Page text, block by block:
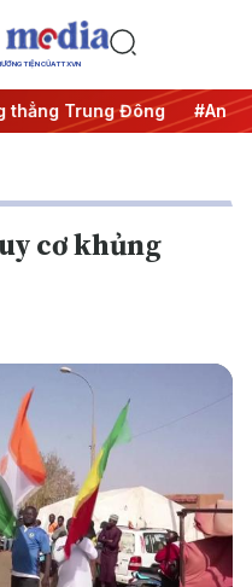
TIỆN CỦA TTXVN
Đông #An ninh
cơ khủng